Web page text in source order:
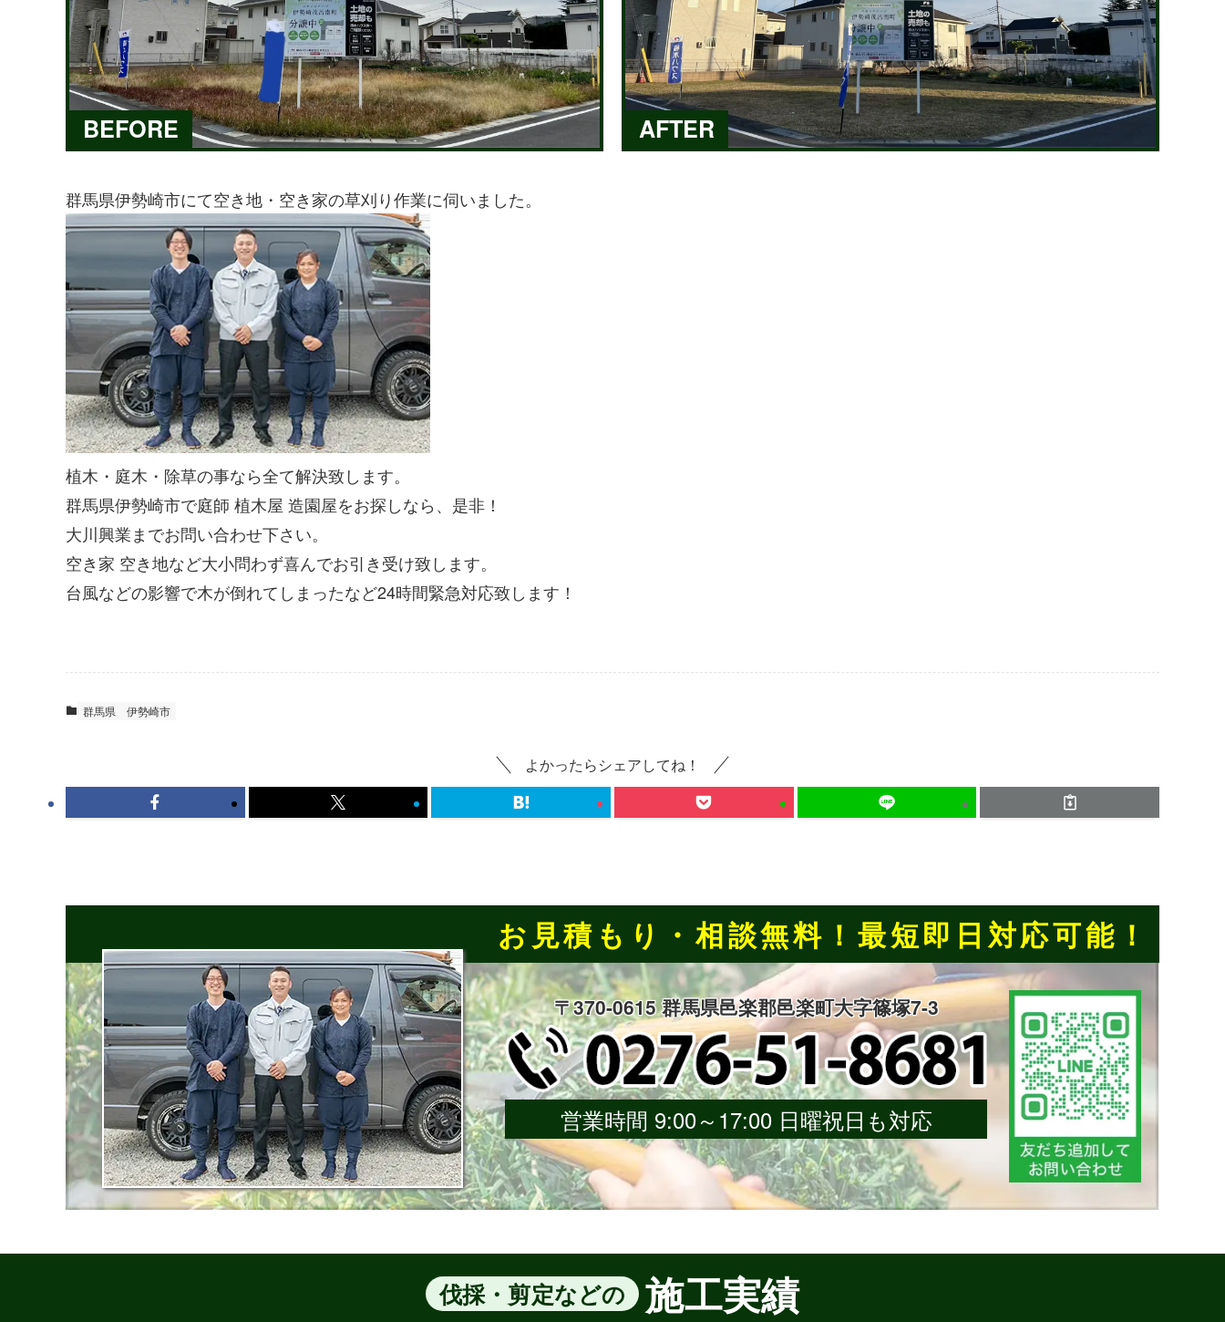
BEFORE AFTER
群馬県伊勢崎市にて空き地・空き家の草刈り作業に伺いました。
植木・庭木・除草の事なら全て解決致します。
群馬県伊勢崎市で庭師 植木屋 造園屋をお探しなら、是非！
大川興業までお問い合わせ下さい。
空き家 空き地など大小問わず喜んでお引き受け致します。
台風などの影響で木が倒れてしまったなど24時間緊急対応致します！
群馬県 伊勢崎市
よかったらシェアしてね！
お見積もり・相談無料！最短即日対応可能！
〒370-0615 群馬県邑楽郡邑楽町大字篠塚7-3
営業時間 9:00～17:00 日曜祝日も対応
伐採・剪定などの 施工実績